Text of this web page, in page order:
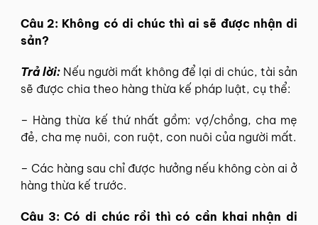
Câu 2: Không có di chúc thì ai sẽ được nhận di
sản?
Trả lời: Nếu người mất không để lại di chúc, tài sản
sẽ được chia theo hàng thừa kế pháp luật, cụ thể:
– Hàng thừa kế thứ nhất gồm: vợ/chồng, cha mẹ
đẻ, cha mẹ nuôi, con ruột, con nuôi của người mất.
– Các hàng sau chỉ được hưởng nếu không còn ai ở
hàng thừa kế trước.
Câu 3: Có di chúc rồi thì có cần khai nhận di